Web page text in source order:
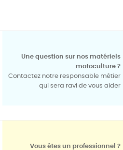
Une question sur nos matériels
motoculture ?
Contactez notre responsable métier
qui sera ravi de vous aider
Vous êtes un professionnel ?